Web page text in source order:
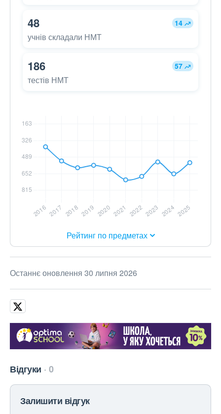
48 14
учнів складали НМТ
186 57
тестів НМТ
Рейтинг по предметах
Останнє оновлення 30 липня 2026
Відгуки 0
Залишити відгук